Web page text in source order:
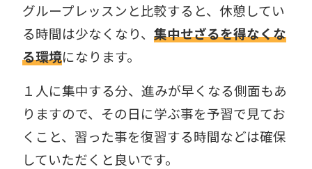
グループレッスンと比較すると、休憩してい
る時間は少なくなり、 集中せざるを得なくな
る環境になります。
１人に集中する分、進みが早くなる側面もあ
りますので、その日に学ぶ事を予習で見てお
くこと、習った事を復習する時間などは確保
していただくと良いです。